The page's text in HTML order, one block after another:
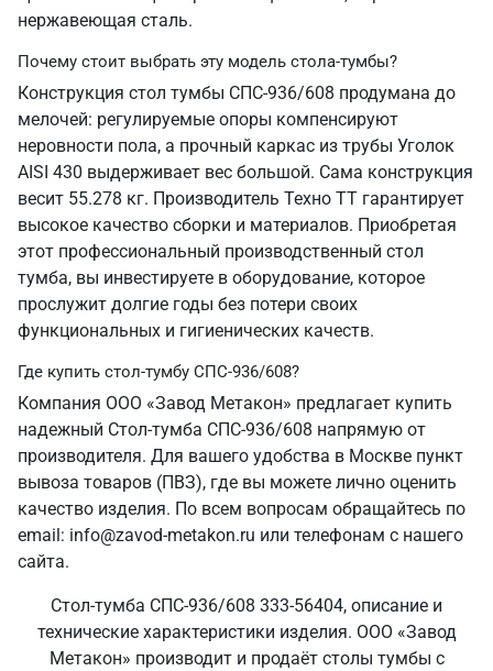
нержавеющая сталь.
Почему стоит выбрать эту модель стола-тумбы?
Конструкция стол тумбы СПС-936/608 продумана до
мелочей: регулируемые опоры компенсируют
неровности пола, а прочный каркас из трубы Уголок
AISI 430 выдерживает вес большой. Сама конструкция
весит 55.278 кг. Производитель Техно ТТ гарантирует
высокое качество сборки и материалов. Приобретая
этот профессиональный производственный стол
тумба, вы инвестируете в оборудование, которое
прослужит долгие годы без потери своих
функциональных и гигиенических качеств.
Где купить стол-тумбу СПС-936/608?
Компания ООО «Завод Метакон» предлагает купить
надежный Стол-тумба СПС-936/608 напрямую от
производителя. Для вашего удобства в Москве пункт
вывоза товаров (ПВЗ), где вы можете лично оценить
качество изделия. По всем вопросам обращайтесь по
email: info@zavod-metakon.ru или телефонам с нашего
сайта.
Стол-тумба СПС-936/608 333-56404, описание и
технические характеристики изделия. ООО «Завод
Метакон» производит и продаёт столы тумбы с